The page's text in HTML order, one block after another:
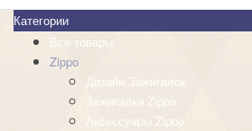
Категории
Все товары
Zippo
Дизайн Зажигалок
Зажигалки Zippo
Аксессуары Zippo